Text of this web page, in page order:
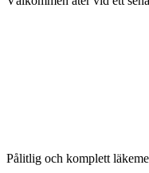
Pålitlig och komplett